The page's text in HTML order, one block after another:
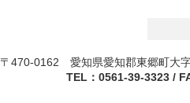
〒470-0162 愛知県愛知郡東郷町大
TEL：0561-39-3323 /